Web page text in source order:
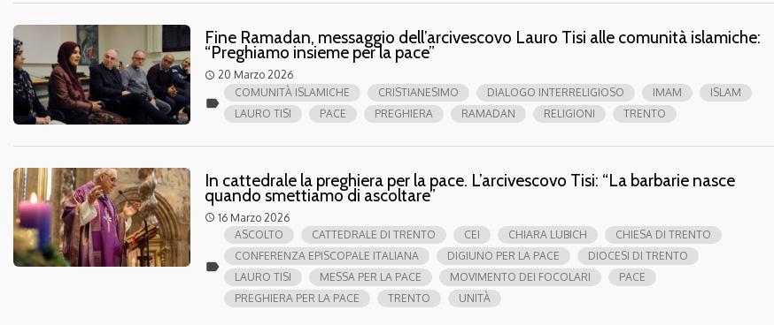
Fine Ramadan, messaggio dell’arcivescovo Lauro Tisi alle comunità islamiche:
“Preghiamo insieme per la pace”
access_time 20 Marzo 2026
label
COMUNITÀ ISLAMICHE CRISTIANESIMO DIALOGO INTERRELIGIOSO IMAM
ISLAM
LAURO TISI
PACE PREGHIERA RAMADAN RELIGIONI TRENTO
In cattedrale la preghiera per la pace. L’arcivescovo Tisi: “La barbarie nasce
quando smettiamo di ascoltare”
access_time 16 Marzo 2026
label
ASCOLTO CATTEDRALE DI TRENTO CEI CHIARA LUBICH
CHIESA DI TRENTO
CONFERENZA EPISCOPALE ITALIANA
DIGIUNO PER LA PACE
DIOCESI DI TRENTO
LAURO TISI
MESSA PER LA PACE MOVIMENTO DEI FOCOLARI
PACE
PREGHIERA PER LA PACE
TRENTO UNITÀ